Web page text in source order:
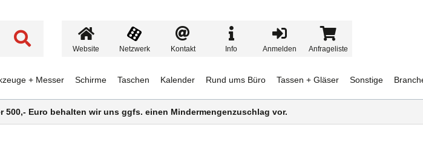
+ Messer Schirme Taschen Kalender Rund ums Büro Tassen + Gläser Sonstige
Website Netzwerk Kontakt Info Anmelden Anfrageliste
Euro behalten wir uns ggfs. einen Mindermengenzuschlag vor.